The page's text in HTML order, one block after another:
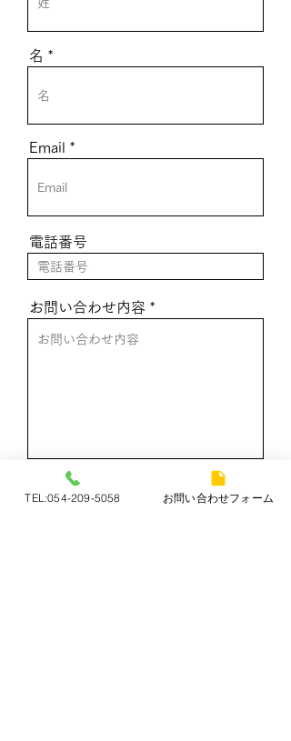
名
Email
電話番号
お問い合わせ内容
プライバシーポリシーを表示
TEL:054-209-5058 お問い合わせフォーム